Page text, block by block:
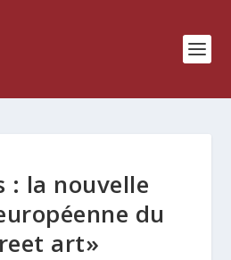
: la nouvelle
du
art»